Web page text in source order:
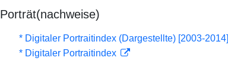
Porträt(nachweise)
* Digitaler Portraitindex (Dargestellte) [2003-2014]
* Digitaler Portraitindex